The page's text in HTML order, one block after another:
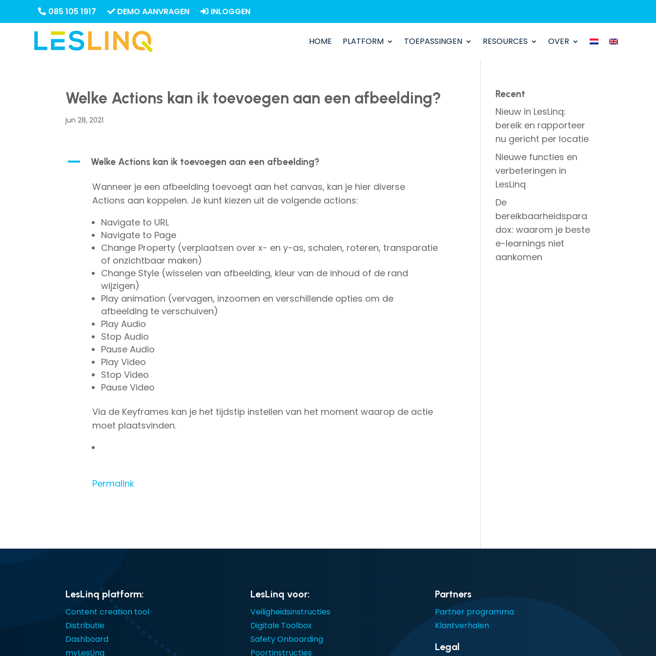
085 105 1917 DEMO AANVRAGEN INLOGGEN
HOME PLATFORM TOEPASSINGEN RESOURCES OVER
HOME PLATFORM TOEPASSINGEN RESOURCES OVER
Welke Actions kan ik toevoegen aan een afbeelding?
jun 28, 2021
A Welke Actions kan ik toevoegen aan een afbeelding?
Wanneer je een afbeelding toevoegt aan het canvas, kan je hier diverse
Actions aan koppelen. Je kunt kiezen uit de volgende actions:
Navigate to URL
Navigate to Page
Change Property (verplaatsen over x- en y-as, schalen, roteren, transparatie
of onzichtbaar maken)
Change Style (wisselen van afbeelding, kleur van de inhoud of de rand
wijzigen)
Play animation (vervagen, inzoomen en verschillende opties om de
afbeelding te verschuiven)
Play Audio
Stop Audio
Pause Audio
Play Video
Stop Video
Pause Video
Via de Keyframes kan je het tijdstip instellen van het moment waarop de actie
moet plaatsvinden.
Permalink
Recent
Nieuw in LesLinq:
bereik en rapporteer
nu gericht per locatie
Nieuwe functies en
verbeteringen in
LesLinq
De
bereikbaarheidspara
dox: waarom je beste
e-learnings niet
aankomen
LesLinq platform:
Content creation tool
Distributie
Dashboard
myLesLinq
LesLinq voor:
Veiligheidsinstructies
Digitale Toolbox
Safety Onboarding
Poortinstructies
Partners
Partner programma
Klantverhalen
Legal